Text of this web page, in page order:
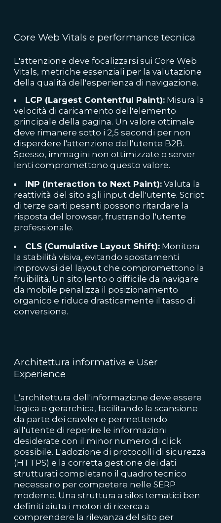
Core Web Vitals e performance tecnica
L'attenzione deve focalizzarsi sui Core Web
Vitals, metriche essenziali per la valutazione
della qualità dell'esperienza di navigazione.
LCP (Largest Contentful Paint): Misura la
velocità di caricamento dell'elemento
principale della pagina. Un valore ottimale
deve rimanere sotto i 2,5 secondi per non
disperdere l'attenzione dell'utente B2B.
Spesso, immagini non ottimizzate o server
lenti compromettono questo valore.
INP (Interaction to Next Paint): Valuta la
reattività del sito agli input dell'utente. Script
di terze parti pesanti possono ritardare la
risposta del browser, frustrando l'utente
professionale.
CLS (Cumulative Layout Shift): Monitora
la stabilità visiva, evitando spostamenti
improvvisi del layout che compromettono la
fruibilità. Un sito lento o difficile da navigare
da mobile penalizza il posizionamento
organico e riduce drasticamente il tasso di
conversione.
Architettura informativa e User
Experience
L'architettura dell'informazione deve essere
logica e gerarchica, facilitando la scansione
da parte dei crawler e permettendo
all'utente di reperire le informazioni
desiderate con il minor numero di click
possibile. L'adozione di protocolli di sicurezza
(HTTPS) e la corretta gestione dei dati
strutturati completano il quadro tecnico
necessario per competere nelle SERP
moderne. Una struttura a silos tematici ben
definiti aiuta i motori di ricerca a
comprendere la rilevanza del sito per